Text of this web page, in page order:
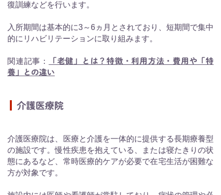
復訓練などを行います。
入所期間は基本的に3～6ヵ月とされており、短期間で集中
的にリハビリテーションに取り組みます。
関連記事：
「老健」とは？特徴・利用方法・費用や「特
養」との違い
介護医療院
介護医療院は、医療と介護を一体的に提供する長期療養型
の施設です。慢性疾患を抱えている、または寝たきりの状
態にあるなど、常時医療的ケアが必要で在宅生活が困難な
方が対象です。